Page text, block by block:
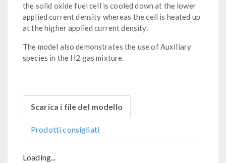
the solid oxide fuel cell is cooled down at the lower
applied current density whereas the cell is heated up
at the higher applied current density.
The model also demonstrates the use of Auxiliary
species in the H2 gas mixture.
Scarica i file del modello
Prodotti consigliati
Loading...